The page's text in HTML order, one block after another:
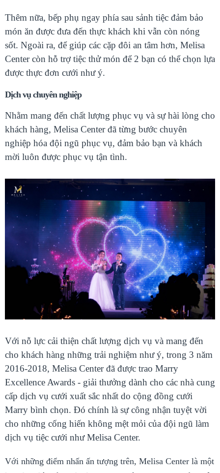
Thêm nữa, bếp phụ ngay phía sau sảnh tiệc đảm bảo
món ăn được đưa đến thực khách khi vẫn còn nóng
sốt. Ngoài ra, để giúp các cặp đôi an tâm hơn, Melisa
Center còn hỗ trợ tiệc thử món để 2 bạn có thể chọn lựa
được thực đơn cưới như ý.
Dịch vụ chuyên nghiệp
Nhằm mang đến chất lượng phục vụ và sự hài lòng cho
khách hàng, Melisa Center đã từng bước chuyên
nghiệp hóa đội ngũ phục vụ, đảm bảo bạn và khách
mời luôn được phục vụ tận tình.
Với nỗ lực cải thiện chất lượng dịch vụ và mang đến
cho khách hàng những trải nghiệm như ý, trong 3 năm
2016-2018, Melisa Center đã được trao Marry
Excellence Awards - giải thưởng dành cho các nhà cung
cấp dịch vụ cưới xuất sắc nhất do cộng đồng cưới
Marry bình chọn. Đó chính là sự công nhận tuyệt vời
cho những cống hiến không mệt mỏi của đội ngũ làm
dịch vụ tiệc cưới như Melisa Center.
Với những điểm nhấn ấn tượng trên, Melisa Center là một